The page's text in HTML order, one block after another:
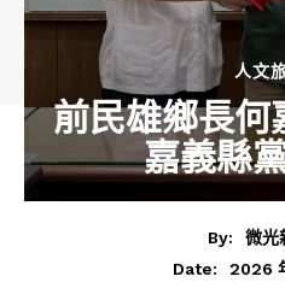
人文
前民雄鄉長何
嘉義縣
By:
微光
Date:
2026